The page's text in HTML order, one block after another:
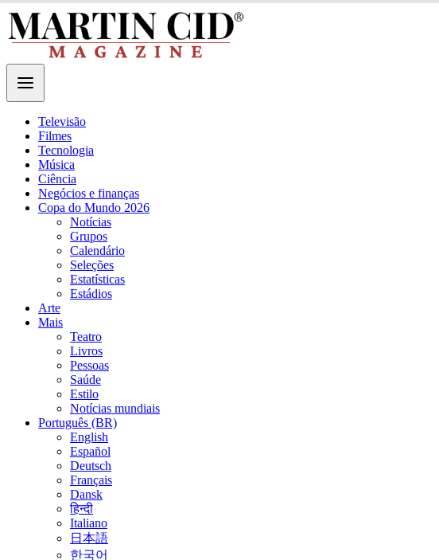
Televisão
Filmes
Tecnologia
Música
Ciência
Negócios e finanças
Copa do Mundo 2026
Notícias
Grupos
Calendário
Seleções
Estatísticas
Estádios
Arte
Mais
Teatro
Livros
Pessoas
Saúde
Estilo
Notícias mundiais
Português (BR)
English
Español
Deutsch
Français
Dansk
हिन्दी
Italiano
日本語
한국어